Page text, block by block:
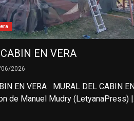
EN VERA
2026
EN VERA MURAL DEL CABIN
de Manuel Mudry (LetyanaPress)